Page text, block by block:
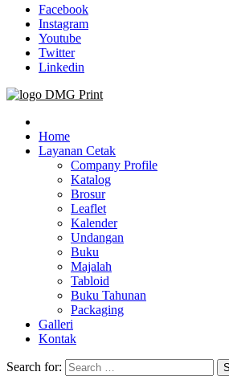
Facebook
Instagram
Youtube
Twitter
Linkedin
Jasa Cetak Online DMG Printing
Home
Layanan Cetak
Company Profile
Katalog
Brosur
Leaflet
Kalender
Undangan
Buku
Majalah
Tabloid
Buku Tahunan
Packaging
Galleri
Kontak
Search for: